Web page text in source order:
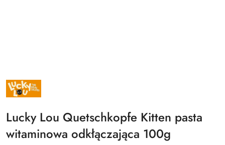
NAZWA
PRODUCENTA:
LUCKY
Lucky Lou Quetschkopfe Kitten pasta
witaminowa odkłączająca 100g